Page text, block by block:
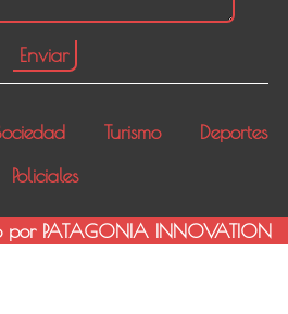
Turismo
Deportes
Policiales
por PATAGONIA INNOVATION